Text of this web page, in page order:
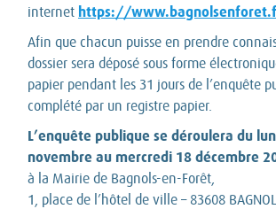
internet https://
Afin que chacun puisse en prendre
dossier sera déposé sous forme
papier pendant les 31 jours de l’enquête
complété par un registre papier.
L’enquête publique se déroulera du
novembre au mercredi 18 décembre
à la Mairie de Bagnols-en-Forêt,
1, place de l’hôtel de ville – 83608